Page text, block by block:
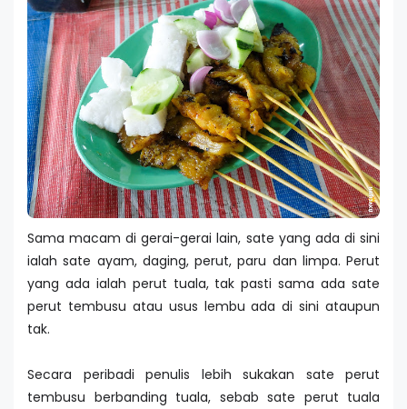
Sama macam di gerai-gerai lain, sate yang ada di sini
ialah sate ayam, daging, perut, paru dan limpa. Perut
yang ada ialah perut tuala, tak pasti sama ada sate
perut tembusu atau usus lembu ada di sini ataupun
tak.
Secara peribadi penulis lebih sukakan sate perut
tembusu berbanding tuala, sebab sate perut tuala